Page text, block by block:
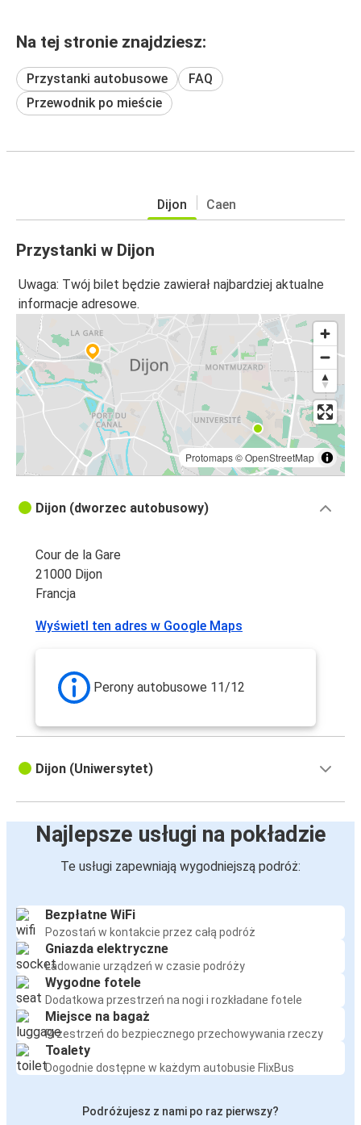
Na tej stronie znajdziesz:
Przystanki autobusowe
FAQ
Przewodnik po mieście
Dijon Caen
Przystanki w Dijon
Uwaga: Twój bilet będzie zawierał najbardziej aktualne
informacje adresowe.
Protomaps©OpenStreetMap
Dijon (dworzec autobusowy)
Cour de la Gare
21000 Dijon
Francja
Wyświetl ten adres w Google Maps
Perony autobusowe 11/12
Dijon (Uniwersytet)
Najlepsze usługi na pokładzie
Te usługi zapewniają wygodniejszą podróż:
Bezpłatne WiFi
Pozostań w kontakcie przez całą podróż
Gniazda elektryczne
Ładowanie urządzeń w czasie podróży
Wygodne fotele
Dodatkowa przestrzeń na nogi i rozkładane fotele
Miejsce na bagaż
Przestrzeń do bezpiecznego przechowywania rzeczy
Toalety
Dogodnie dostępne w każdym autobusie FlixBus
Podróżujesz z nami po raz pierwszy?